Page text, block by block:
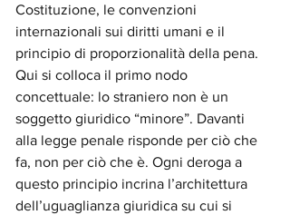
Costituzione, le convenzioni
internazionali sui diritti umani e il
principio di proporzionalità della pena.
Qui si colloca il primo nodo
concettuale: lo straniero non è un
soggetto giuridico “minore”. Davanti
alla legge penale risponde per ciò che
fa, non per ciò che è. Ogni deroga a
questo principio incrina l’architettura
dell’uguaglianza giuridica su cui si